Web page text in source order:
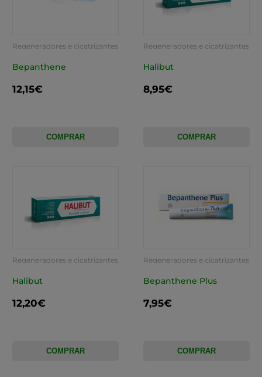
Regeneradores e cicatrizantes
Bepanthene
12,15€
COMPRAR
Regeneradores e cicatrizantes
Halibut
8,95€
COMPRAR
Regeneradores e cicatrizantes
Halibut
12,20€
COMPRAR
Regeneradores e cicatrizantes
Bepanthene Plus
7,95€
COMPRAR